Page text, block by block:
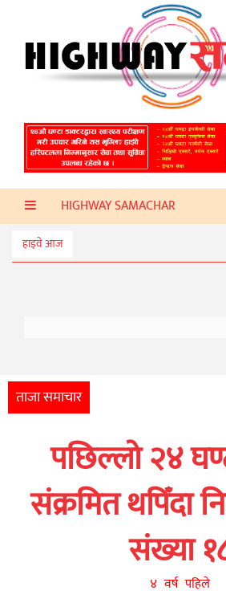
गृहपृष्ठ
ताजा
समाचार
प्रदेश
प्रविधि
स्वास्थ्य
आर्थिक
नेपाली
युनिकोड
HIGHWAY SAMACHAR
हाइवे आज
ताजा समाचार
पछिल्लो २४
संक्रमित थपिँदा
संख्या
४ वर्ष पहिले